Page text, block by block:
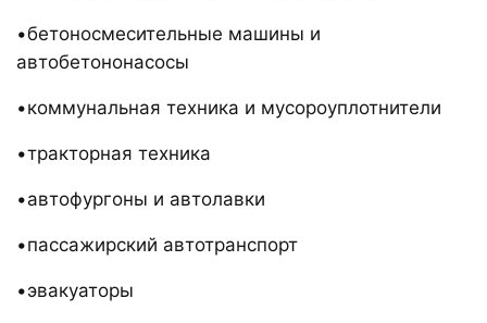
•бетоносмесительные машины и
автобетононасосы
•коммунальная техника и мусороуплотнители
•тракторная техника
•автофургоны и автолавки
•пассажирский автотранспорт
•эвакуаторы